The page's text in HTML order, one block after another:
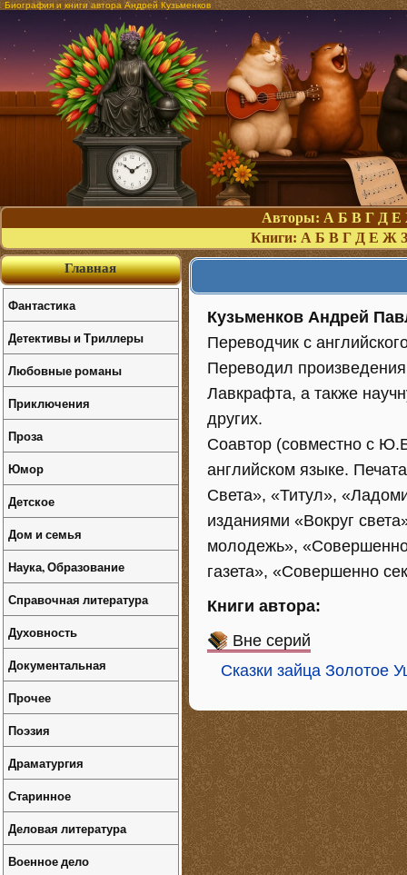
Биография и книги автора Андрей Кузьменков
Авторы: А Б В Г Д Е
Книги: А Б В Г Д Е Ж З
Кузьменков Андрей
Переводчик с
Переводил
Лавкрафта, а также
других.
Соавтор (совместно с
английском языке.
Света», «Титул»,
изданиями «Вокруг
молодежь», «Совершенно
газета», «Совершенно
Книги автора:
Вне серий
Сказки зайца Золотое
Главная
Фантастика
Детективы и Триллеры
Любовные романы
Приключения
Проза
Юмор
Детское
Дом и семья
Наука, Образование
Справочная литература
Духовность
Документальная
Прочее
Поэзия
Драматургия
Старинное
Деловая литература
Военное дело